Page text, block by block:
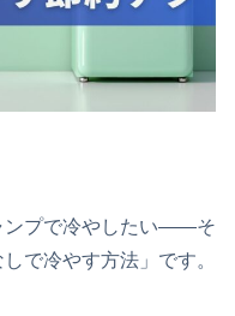
ンプで冷やしたい――そ
で冷やす方法」です。